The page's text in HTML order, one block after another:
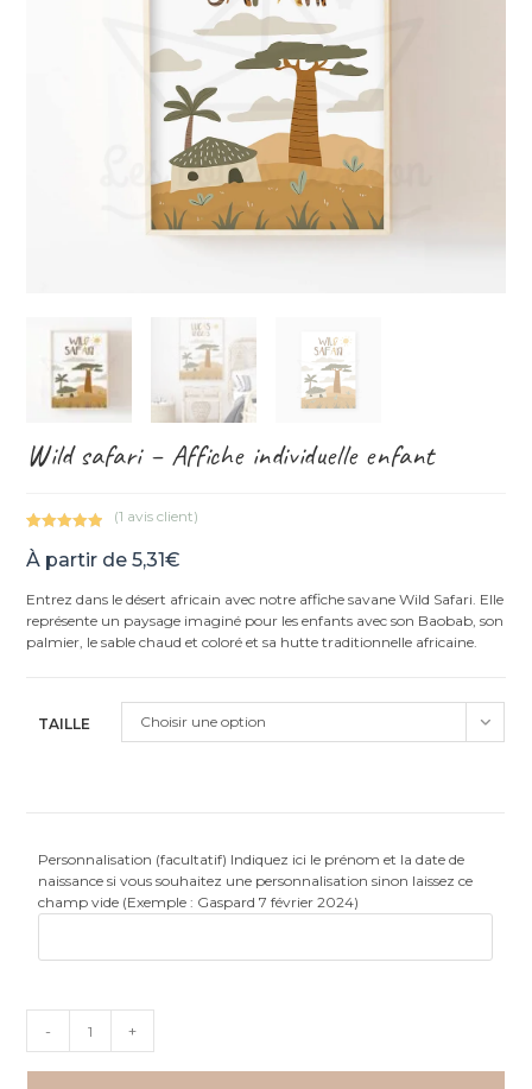
Wild safari – Affiche individuelle enfant
sur 5
notation
client
(1 avis client)
À partir de5,31€
Entrez dans le désert africain avec notre affiche savane Wild Safari. Elle
représente un paysage imaginé pour les enfants avec son Baobab, son
palmier, le sable chaud et coloré et sa hutte traditionnelle africaine.
TAILLE Choisir une option
Personnalisation (facultatif) Indiquez ici le prénom et la date de
naissance si vous souhaitez une personnalisation sinon laissez ce
champ vide (Exemple : Gaspard 7 février 2024)
Wild
- +